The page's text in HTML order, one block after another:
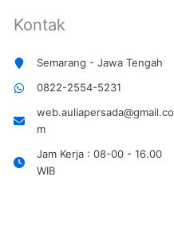
Kontak
Semarang - Jawa Tengah
0822-2554-5231
web.auliapersada@gmail.co
m
Jam Kerja : 08-00 - 16.00
WIB